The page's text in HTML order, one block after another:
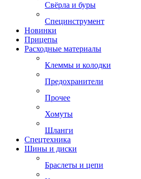
Свёрла и буры
Специнструмент
Новинки
Прицепы
Расходные материалы
Клеммы и колодки
Предохранители
Прочее
Хомуты
Шланги
Спецтехника
Шины и диски
Браслеты и цепи